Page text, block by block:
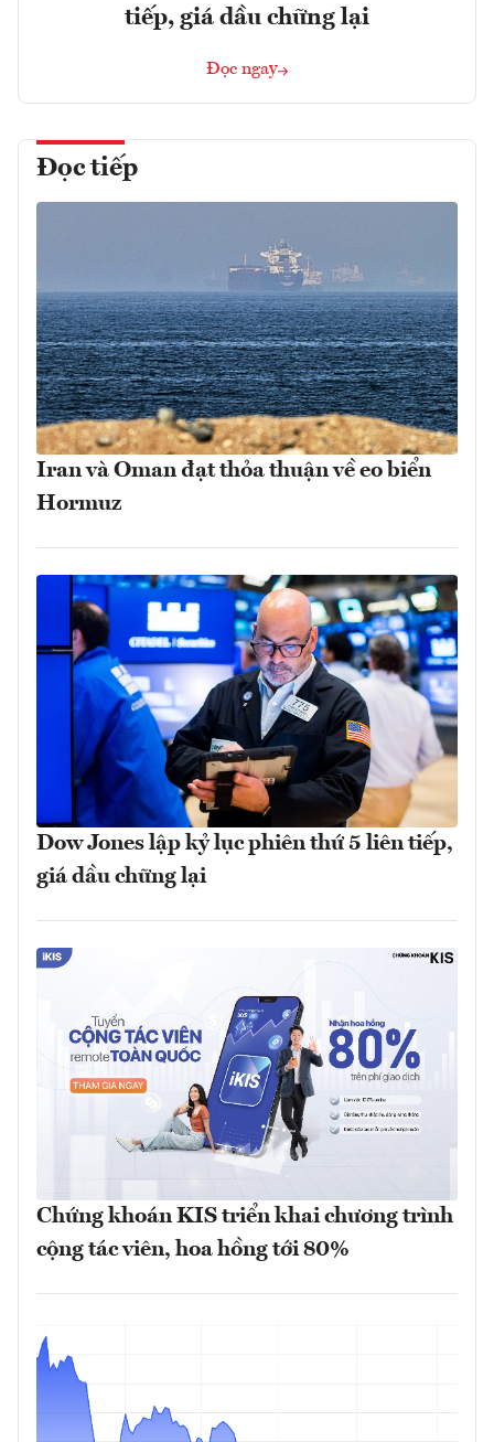
tiếp, giá dầu chững lại
Đọc ngay
Đọc tiếp
Iran và Oman đạt thỏa thuận về eo biển
Hormuz
Dow Jones lập kỷ lục phiên thứ 5 liên tiếp,
giá dầu chững lại
Chứng khoán KIS triển khai chương trình
cộng tác viên, hoa hồng tới 80%